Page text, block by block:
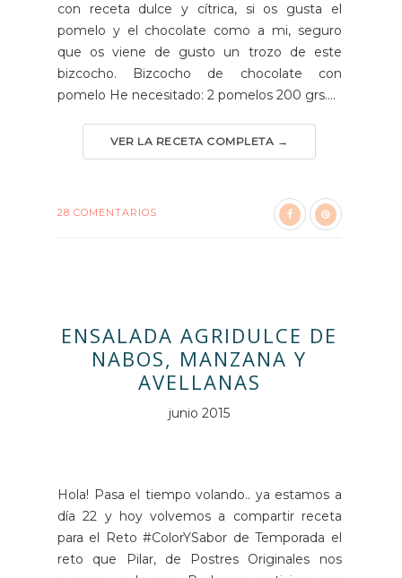
con receta dulce y cítrica, si os gusta el
pomelo y el chocolate como a mi, seguro
que os viene de gusto un trozo de este
bizcocho. Bizcocho de chocolate con
pomelo He necesitado: 2 pomelos 200 grs....
VER LA RECETA COMPLETA →
28 COMENTARIOS
ENSALADA AGRIDULCE DE
NABOS, MANZANA Y
AVELLANAS
junio 2015
Hola! Pasa el tiempo volando.. ya estamos a
día 22 y hoy volvemos a compartir receta
para el Reto #ColorYSabor de Temporada el
reto que Pilar, de Postres Originales nos